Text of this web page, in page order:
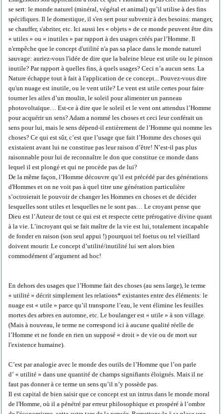
se sert: le monde naturel (minéral, végétal et animal) qu’il utilise à des fins
spécifiques. Il le domestique, il s'en sert pour subvenir à des besoins: manger,
se chauffer, s'abriter, etc. Ici aussi les « objets » de ce monde peuvent être dits
« utiles » ou « inutiles » par rapport à des usages créés par l’Homme. Il
n'empêche que le concept d'utilité n'a pas sa place dans le monde naturel
sauvage: auriez-vous l'idée de dire que la baleine bleue est utile ou le pinson
inutile? Par rapport à quelles fins, à quels usages? Ceci n’a aucun sens. La
Nature échappe tout à fait à l'application de ce concept... Pouvez-vous dire
qu'un nuage est inutile, ou le vent utile? Le vent est utile certes pour faire
tourner les ailes d’un moulin, le soleil pour alimenter un panneau
photovoltaïque… Est-ce à dire que le soleil et le vent ont attendus l’Homme
pour acquérir un sens? Adam a nommé les choses et ceci leur conférait un
sens pour lui, mais le sens dépend-il entièrement de l’Homme qui nomme les
choses? Ce qui est sûr, c’est que l’usage que fait l’Homme des choses qui
existaient avant lui ne constitue pas leur raison d’être! N’est-il pas plus
raisonnable pour lui de reconnaître le don que constitue ce monde dans
lequel il est plongé et qui ne procède pas de lui?
De la même façon, l’Homme découvre qu’il est précédé par des générations
d'Hommes et on ne voit pas à quel titre une génération particulière
s’octroierait le pouvoir de changer les Hommes en choses et de décider
lesquelles sont utiles et lesquelles ne le sont pas… Le croyant pense que
Dieu est l’Auteur de tout ce qui est et respecte cette prérogative divine quant
à la vie. L’incroyant qui se fait maître de la vie est lui, totalement incapable
de fonder en raison (son seul appui !) pourquoi tel foetus ou tel vieillard
doivent mourir. Le concept d’utilité/inutilité lui sert alors bien
commodément d’argument ad hoc!
En dehors des usages que l’Homme fait des choses (au sens large), le terme
« utilité » décrit simplement les relations* existantes entre des éléments: le
nuage est « utile » parce qu’il transporte l’eau, le vent élimine les feuilles
mortes des arbres en automne, etc. Le boulanger est « utile » à son village.
(Mais à nouveau, le terme ne correspond ici à aucune qualité réelle de
l’Homme et ne fonde en rien un supposé « droit » de vie ou de mort sur
l'existence humaine).
C’est par analogie avec le monde des outils de l’Homme que l’on parle
d’ « utilité » dans une quantité de champs signifiants éloignés. Mais il ne
faut pas donner à ce terme un sens qu’il n’y possède pas.
Il est capital de bien saisir que ce concept est un intrus dans le monde moral
de l'Homme, où il a pénétré par erreur philosophique et prospéré à l’ombre